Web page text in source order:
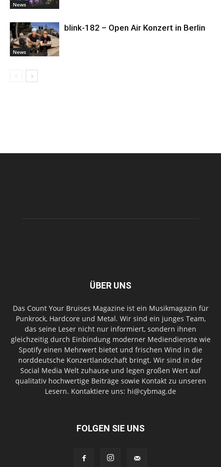
News
News
blink-182 – Open Air Konzert in Berlin
ÜBER UNS
Das Count Your Bruises Magazine ist ein Musikmagazin für
Punkrock, Hardcore und Metal. Wir sind ein junges Team,
das seine Leser nicht nur informiert, sondern ihnen
gleichzeitig durch Einbindung moderner Mediendienste wie
Spotify einen Mehrwert bietet und frischen Wind in die
norddeutsche Konzertlandschaft bringt. Wir sind in der
Social Media Welt zuhause und legen großen Wert auf
qualitativ hochwertige Beiträge sowie Kontakt zu unseren
Lesern. Kontaktiere uns: hi@cybmag.de
FOLGEN SIE UNS